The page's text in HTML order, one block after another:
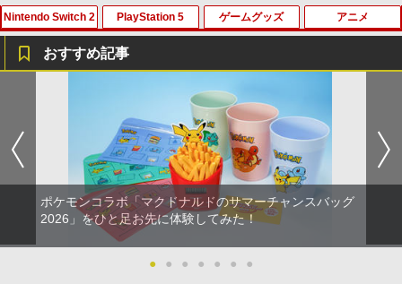
1
PlayStation 5 デジタル・エディション
￥55,000
Beast of Reincarnation -PS5 【特典】
プロダクトコード 封入
￥7,286
1
【純正品】Xbox ワイヤレス コントロー
【純正品】Xbox ワイヤレス コントロー
ラー (ロボット ホワイト)
￥7,681
ラー (カーボンブラック)
1
劇場版「鬼滅の刃」無限城編 第一章 猗
劇場版「鬼滅の刃」無限城編 第一章 猗
窩座再来 通常版 [DVD]
￥3,523
Nintendo Switch 2
ホリ ワイヤレスホリパッド TURBO for
Nintendo Switch 2 ルビーマゼンタ [N
SX-134]
￥7,580
【特典】ドラゴンクエストモンスターズ
witch2版(【早期購入封入特典】冒険ス
タートダッシュセット)
PlayStation 5
シティーズ：スカイライン リマスター
ジャパン・スペシャル・エディション
￥5,591
RIDE 6
￥5,901
ゲームグッズ
PS Vita 2000 アナログスティック・スラ
イドパッド修理用基板 部品 パーツ L R
互換 黒 ブラック オリジナルウエス スラ
イドパッド
￥750
team Deck OLED / LCD フィルム 保護
フィルム ガラスフィルム 本体 保護 フィ
アニメ
【中古】おそ松さん 第五松（初回生産
限定版 Blu-ray DISC）/Blu−ray Dis
c/EYXA-10744
￥272
猫物語 黒 つばさファミリー 上・下 セッ
【Blu-ray】
おすすめ記事
ポケモンコラボ「マクドナルドのサマーチャンスバッグ
2026」をひと足お先に体験してみた！
● ● ● ● ● ● ●